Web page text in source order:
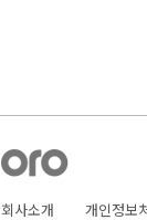
회사소개 개인정보